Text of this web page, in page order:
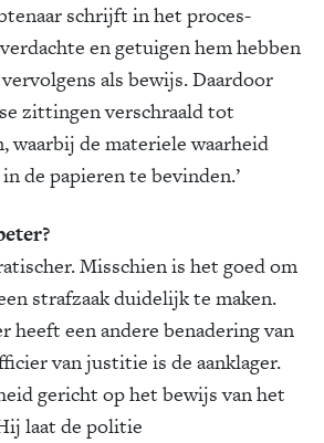
schrijft in het proces-
en getuigen hem hebben
als bewijs. Daardoor
zittingen verschraald tot
waarbij de materiele waarheid
de papieren te bevinden.’
Misschien is het goed om
strafzaak duidelijk te maken.
heeft een andere benadering van
van justitie is de aanklager.
gericht op het bewijs van het
laat de politie